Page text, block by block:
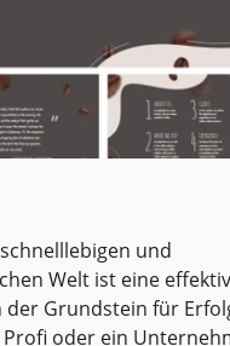
und
Welt ist eine
Grundstein für
oder ein